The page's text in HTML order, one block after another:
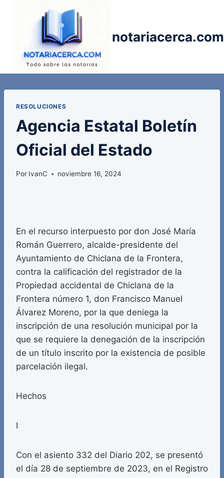
notariacerca.com
RESOLUCIONES
Agencia Estatal Boletín
Oficial del Estado
Por IvanC noviembre 16, 2024
En el recurso interpuesto por don José María
Román Guerrero, alcalde-presidente del
Ayuntamiento de Chiclana de la Frontera,
contra la calificación del registrador de la
Propiedad accidental de Chiclana de la
Frontera número 1, don Francisco Manuel
Álvarez Moreno, por la que deniega la
inscripción de una resolución municipal por la
que se requiere la denegación de la inscripción
de un título inscrito por la existencia de posible
parcelación ilegal.
Hechos
I
Con el asiento 332 del Diario 202, se presentó
el día 28 de septiembre de 2023, en el Registro